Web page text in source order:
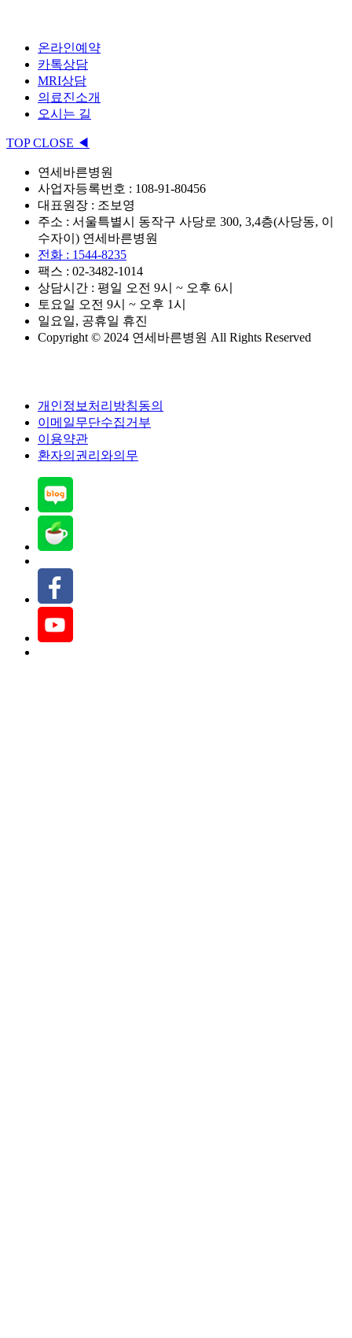
온라인예약
카톡상담
MRI상담
의료진소개
오시는 길
TOPCLOSE ◀
연세바른병원
사업자등록번호 : 108-91-80456
대표원장 : 조보영
주소 : 서울특별시 동작구 사당로 300, 3,4층(사당동, 이
수자이) 연세바른병원
전화 : 1544-8235
팩스 : 02-3482-1014
상담시간 : 평일 오전 9시 ~ 오후 6시
토요일 오전 9시 ~ 오후 1시
일요일, 공휴일 휴진
Copyright © 2024 연세바른병원 All Rights Reserved
개인정보처리방침동의
이메일무단수집거부
이용약관
환자의권리와의무